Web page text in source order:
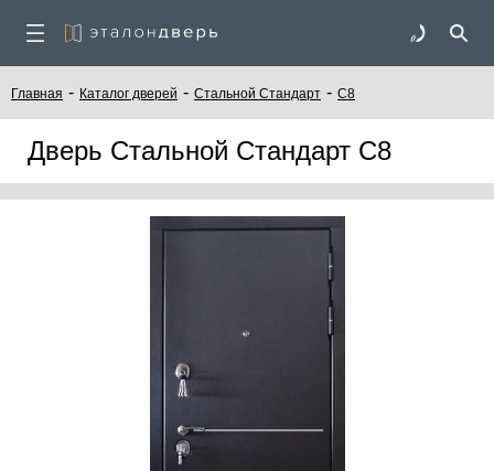
Главная - Каталог дверей - Стальной Стандарт - С8
Дверь Стальной Стандарт С8